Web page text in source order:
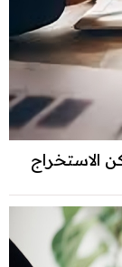
الاستخراج